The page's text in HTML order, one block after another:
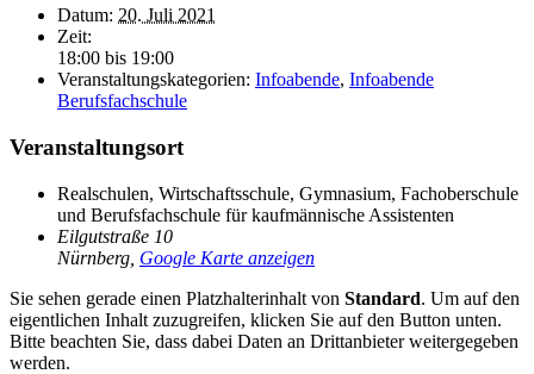
Datum: 20. Juli 2021
Zeit:
18:00 bis 19:00
Veranstaltungskategorien: Infoabende, Infoabende
Berufsfachschule
Veranstaltungsort
Realschulen, Wirtschaftsschule, Gymnasium, Fachoberschule
und Berufsfachschule für kaufmännische Assistenten
Eilgutstraße 10
Nürnberg Google Karte anzeigen
Sie sehen gerade einen Platzhalterinhalt von Standard. Um auf den
eigentlichen Inhalt zuzugreifen, klicken Sie auf den Button unten.
Bitte beachten Sie, dass dabei Daten an Drittanbieter weitergegeben
werden.